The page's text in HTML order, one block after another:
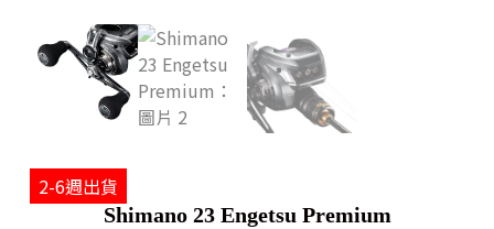
2-6週出貨
Shimano 23 Engetsu Premium